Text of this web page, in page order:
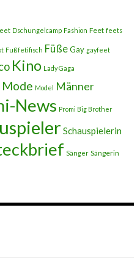
Dschungelcamp Fashion Feet feets
Fußfetifisch FüßeGay gayfeet
Kino Lady Gaga
Mode Model Männer
News Promi Big Brother
Schauspielerin
Sänger Sängerin